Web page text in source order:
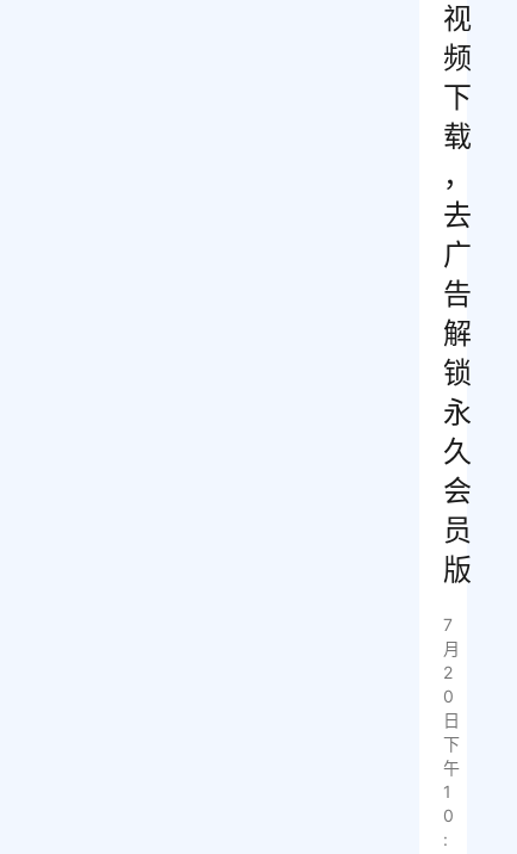
视
频
下
载
，
去
广
告
解
锁
永
久
会
员
版
7
月
2
0
日
下
午
1
0
: